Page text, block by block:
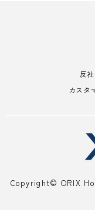
反
カスタ
Copyright© ORIX